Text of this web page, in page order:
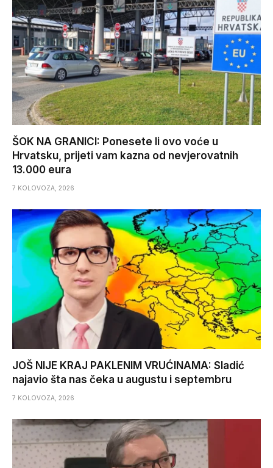
ŠOK NA GRANICI: Ponesete li ovo voće u
Hrvatsku, prijeti vam kazna od nevjerovatnih
13.000 eura
7 KOLOVOZA, 2026
JOŠ NIJE KRAJ PAKLENIM VRUĆINAMA: Sladić
najavio šta nas čeka u augustu i septembru
7 KOLOVOZA, 2026